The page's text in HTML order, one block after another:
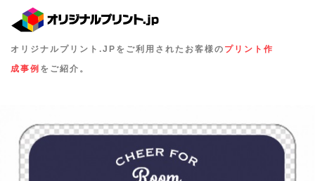
オリジナルプリント.JPをご利用されたお客様の プリント作
成事例 をご紹介。